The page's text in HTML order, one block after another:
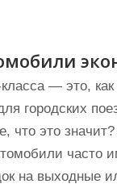
— это,
городских
что это
часто
на выходные